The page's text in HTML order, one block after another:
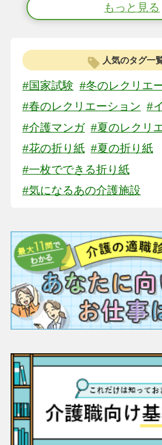
もっと見る
人気のタグ一
#国家試験 #冬のレクリエ
#春のレクリエーション #
#介護マンガ #夏のレクリ
#花の折り紙 #夏の折り紙
#一枚でできる折り紙
#気になるあの介護施設